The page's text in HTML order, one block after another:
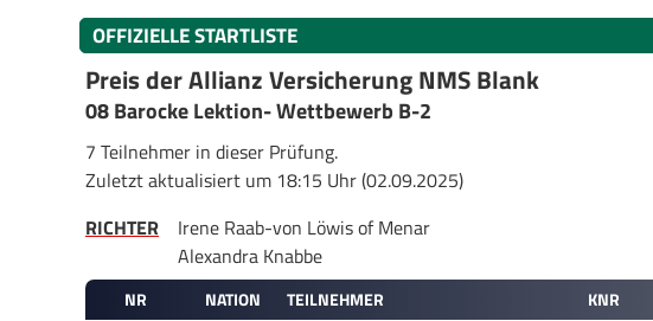
OFFIZIELLE STARTLISTE
Preis der Allianz Versicherung NMS Blank
08 Barocke Lektion- Wettbewerb B-2
7 Teilnehmer in dieser Prüfung.
Zuletzt aktualisiert um 18:15 Uhr (02.09.2025)
RICHTER
Irene Raab-von Löwis of Menar
Alexandra Knabbe
NR NATION TEILNEHMER KNR